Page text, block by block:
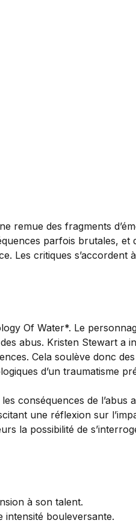
remue des fragments
parfois brutales, et
Les critiques s’accordent
Of Water*. Le
abus. Kristen Stewart a
Cela soulève donc
d’un traumatisme
conséquences de l’abus
une réflexion sur
la possibilité de
à son talent.
intensité bouleversante.